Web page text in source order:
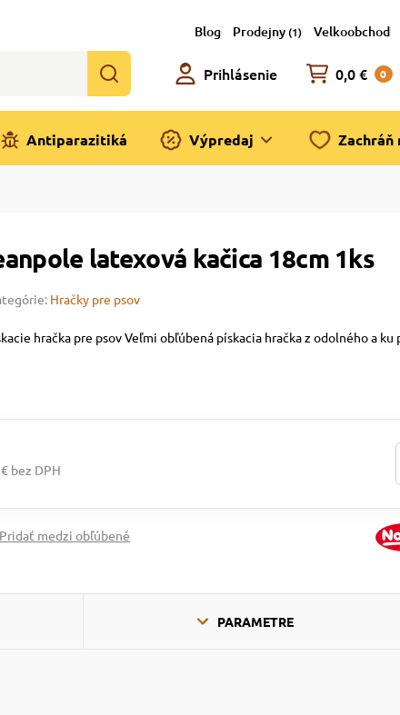
Blog Prodejny (1) Velkoobchod
Prihlásenie 0,0 € 0
Antiparazitiká Výpredaj Zachráň
latexová kačica 18cm 1ks
Hračky pre psov
hračka pre psov Veľmi obľúbená pískacia hračka z odolného a
bez DPH
Pridať medzi obľúbené
PARAMETRE